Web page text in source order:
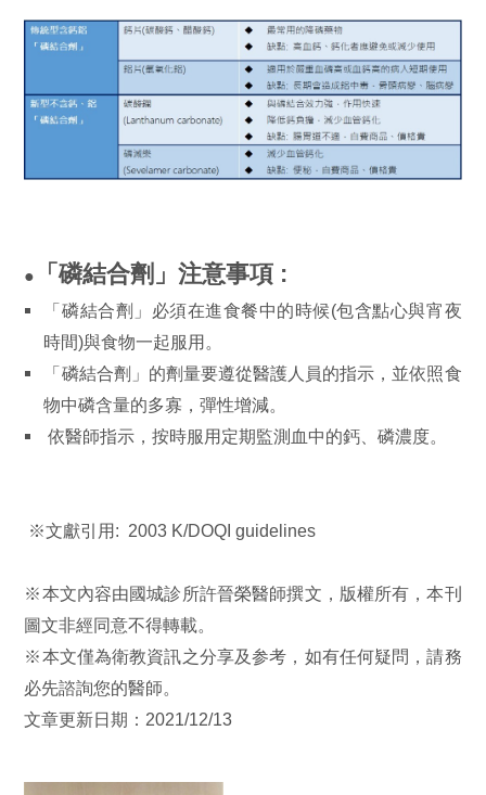
● 「磷結合劑」注意事項 :
「磷結合劑」必須在進食餐中的時候(包含點心與宵夜
時間)與食物一起服用。
「磷結合劑」的劑量要遵從醫護人員的指示，並依照食
物中磷含量的多寡，彈性增減。
依醫師指示，按時服用定期監測血中的鈣、磷濃度。
※文獻引用: 2003 K/DOQI guidelines
※本文內容由國城診所許晉榮醫師撰文，版權所有，本刊
圖文非經同意不得轉載。
※本文僅為衛教資訊之分享及参考，如有任何疑問，請務
必先諮詢您的醫師。
文章更新日期：2021/12/13